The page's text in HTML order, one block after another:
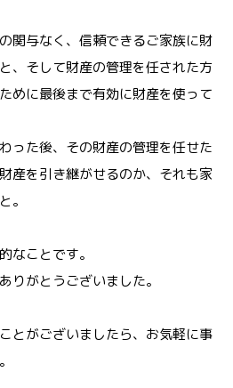
関与なく、信頼できるご家族に財
、そして財産の管理を任された方
めに最後まで有効に財産を使って
った後、その財産の管理を任せた
産を引き継がせるのか、それも家
。
なことです。
りがとうございました。
とがございましたら、お気軽に事